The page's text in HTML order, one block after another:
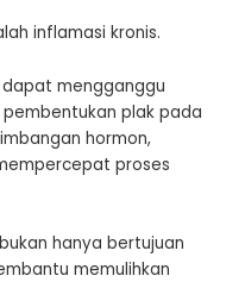
inflamasi kronis.
mengganggu
plak pada
hormon,
proses
hanya bertujuan
memulihkan